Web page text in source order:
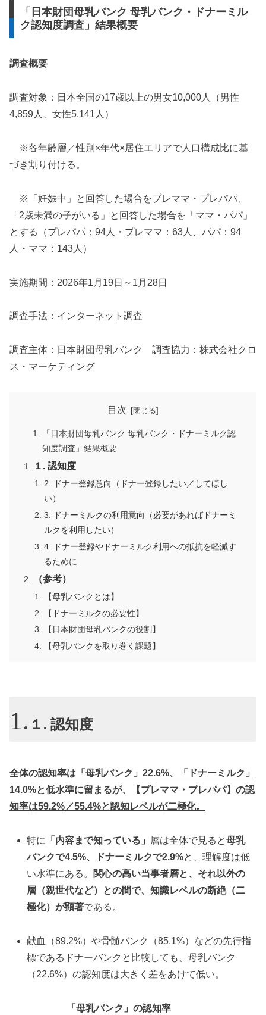
「日本財団母乳バンク 母乳バンク・ドナーミル
ク認知度調査」結果概要
調査概要
調査対象：日本全国の17歳以上の男女10,000人（男性
4,859人、女性5,141人）
※各年齢層／性別×年代×居住エリアで人口構成比に基
づき割り付ける。
※「妊娠中」と回答した場合をプレママ・プレパパ、
「2歳未満の子がいる」と回答した場合を「ママ・パパ」
とする（プレパパ：94人・プレママ：63人、パパ：94
人・ママ：143人）
実施期間：2026年1月19日～1月28日
調査手法：インターネット調査
調査主体：日本財団母乳バンク 調査協力：​株式会社クロ
ス​・マーケティング
目次
「日本財団母乳バンク 母乳バンク・ドナーミルク認
知度調査」結果概要
１. 認知度
2. ドナー登録意向（ドナー登録したい／してほし
い）
3. ドナーミルクの利用意向（必要があればドナーミ
ルクを利用したい）
4. ドナー登録やドナーミルク利用への抵抗を軽減す
るために
（参考）
【母乳バンクとは】
【ドナーミルクの必要性】
【日本財団母乳バンクの役割】
【母乳バンクを取り巻く課題】
１. 認知度
全体の認知率は「母乳バンク」22.6%、「ドナーミルク」
14.0%と低水準に留まるが、【プレママ・プレパパ】の認
知率は59.2%／55.4%と認知レベルが二極化。
特に 「内容まで知っている」 層は全体で見ると母乳
バンクで4.5%、ドナーミルクで2.9%と、理解度は低
い水準にある。
関心の高い当事者層と、それ以外の
層（親世代など）との間で、知識レベルの断絶（二
極化）が顕著である。
献血（89.2%）や骨髄バンク（85.1%）などの先行指
標であるドナーバンクと比較しても、母乳バンク
（22.6%）の認知度は大きく差をあけて低い。
「母乳バンク」の認知率